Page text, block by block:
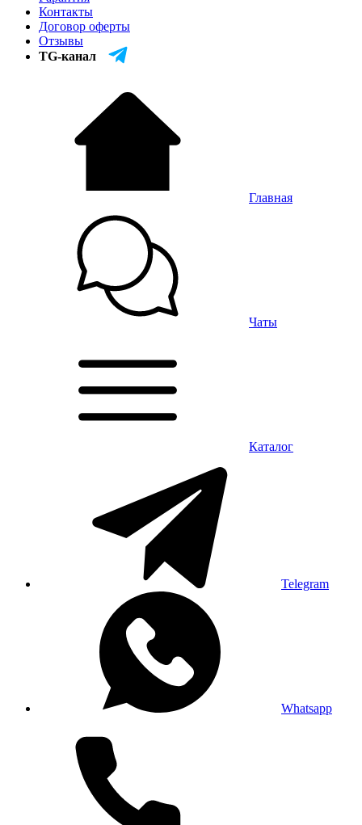
Контакты
Договор оферты
Отзывы
TG-канал
Главная
Чаты
Каталог
Telegram
Whatsapp